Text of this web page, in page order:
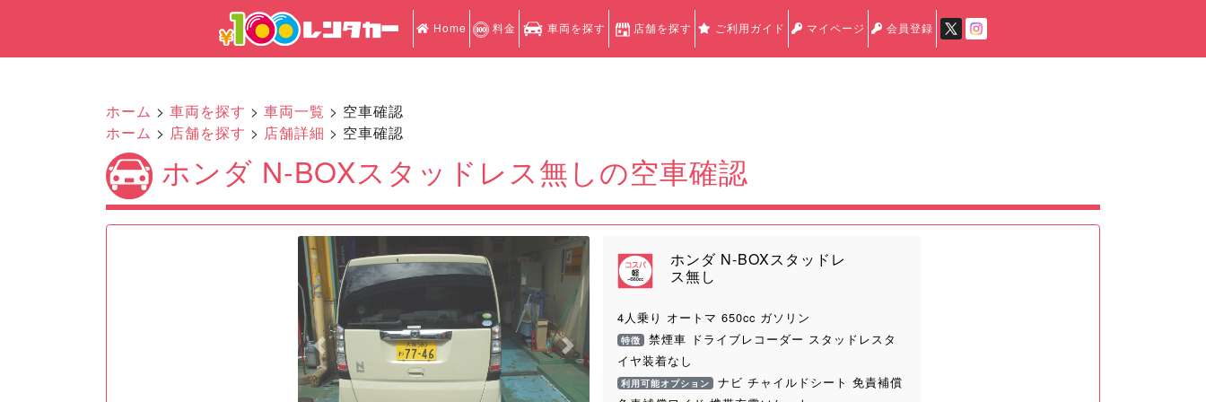
Home 料金 車両を探す 店舗を探す ご利用ガイド マイページ 会員登録
ホーム > 車両を探す > 車両一覧 > 空車確認
ホーム > 店舗を探す > 店舗詳細 > 空車確認
ホンダ N-BOXスタッドレス無しの空車確認
Previous Next
ホンダ N-BOXスタッドレ
ス無し
4人乗り オートマ 650cc ガソリン
特徴 禁煙車 ドライブレコーダー スタッドレスタ
イヤ装着なし
利用可能オプション ナビ チャイルドシート 免責補償